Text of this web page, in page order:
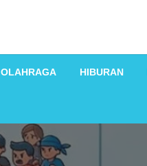
OLAHRAGA HIBURAN